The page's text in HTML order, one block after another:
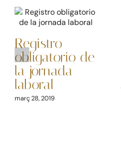
Registro
obligatorio de
la jornada
laboral
març 28, 2019